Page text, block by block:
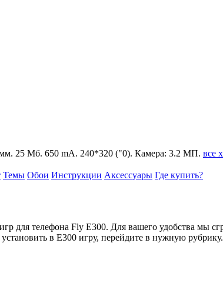
мм. 25 Мб. 650 mA. 240*320 ("0). Камера: 3.2 МП. все
Темы Обои Инструкции Аксессуары Где купить?
для телефона Fly E300. Для вашего удобства мы
в E300 игру, перейдите в нужную рубрику.